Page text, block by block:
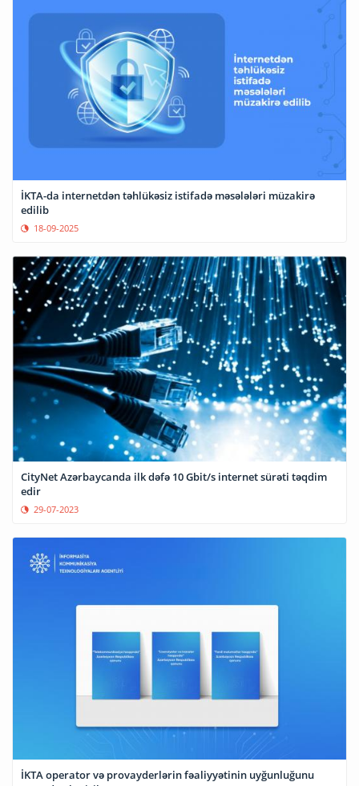
İKTA-da internetdən təhlükəsiz istifadə məsələləri müzakirə
edilib
18-09-2025
CityNet Azərbaycanda ilk dəfə 10 Gbit/s internet sürəti təqdim
edir
29-07-2023
İKTA operator və provayderlərin fəaliyyətinin uyğunluğunu